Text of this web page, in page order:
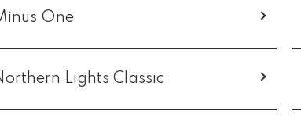
One
Lights Classic